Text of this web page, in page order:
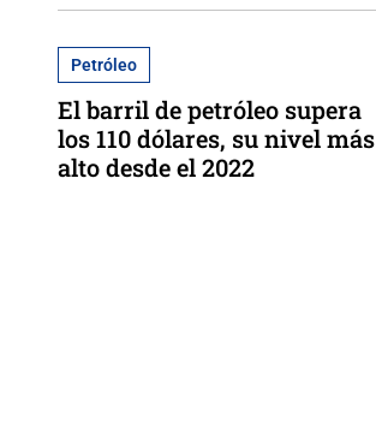
Petróleo
El barril de petróleo supera
los 110 dólares, su nivel más
alto desde el 2022